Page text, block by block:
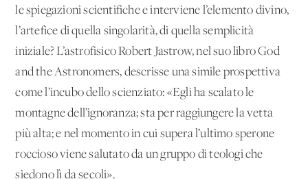
le spiegazioni scientifiche e interviene l’elemento divino,
l’artefice di quella singolarità, di quella semplicità
iniziale? L’astrofisico Robert Jastrow, nel suo libro God
and the Astronomers, descrisse una simile prospettiva
come l’incubo dello scienziato: «Egli ha scalato le
montagne dell’ignoranza; sta per raggiungere la vetta
più alta; e nel momento in cui supera l’ultimo sperone
roccioso viene salutato da un gruppo di teologi che
siedono lì da secoli».